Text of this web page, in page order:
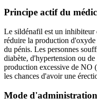
Principe actif du
Le sildénafil est un
réduire la production
du pénis. Les personnes
diabète, d'hypertension ou
production excessive de NO
les chances d'avoir une
Mode d'administration